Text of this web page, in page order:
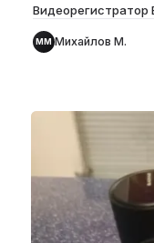
Видеорегистратор
ММ Михайлов М.